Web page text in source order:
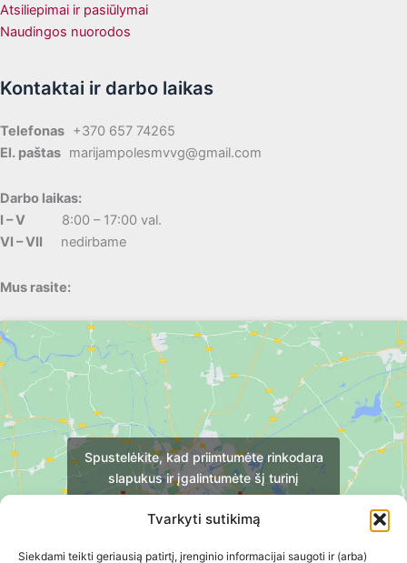
Tvarkyti sutikimą
Siekdami teikti geriausią patirtį, įrenginio informacijai saugoti ir (arba)
Atsiliepimai ir pasiūlymai
Naudingos nuorodos
Kontaktai ir darbo laikas
Telefonas +370 657 74265
El. paštas marijampolesmvvg@gmail.com
Darbo laikas:
I – V 8:00 – 17:00 val.
VI – VII nedirbame
Mus rasite:
Spustelėkite, kad priimtumėte rinkodara
slapukus ir įgalintumėte šį turinį